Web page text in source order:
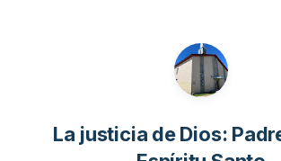
La justicia de Dios: